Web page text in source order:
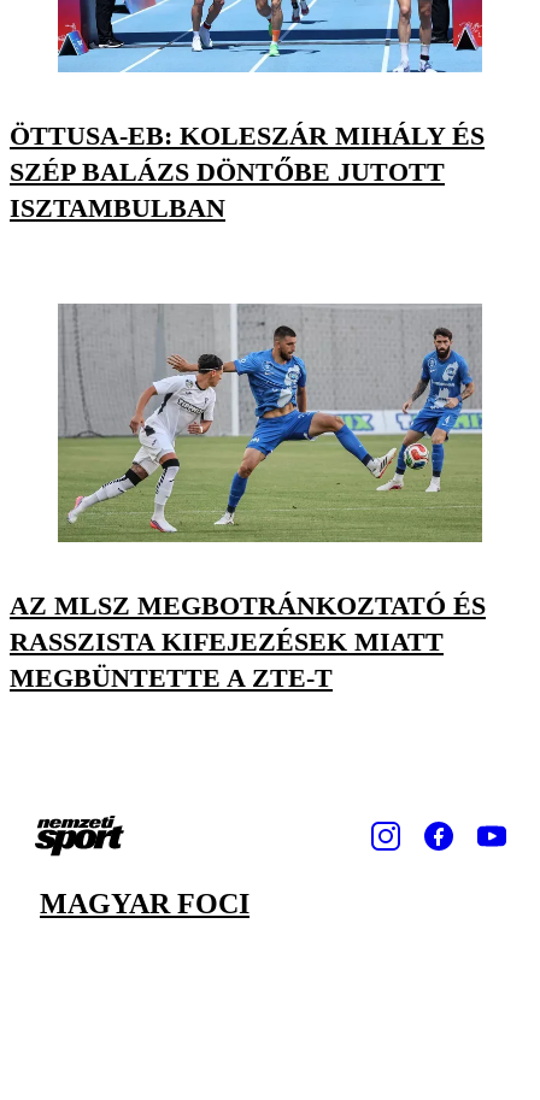
ÖTTUSA-EB: KOLESZÁR MIHÁLY ÉS
SZÉP BALÁZS DÖNTŐBE JUTOTT
ISZTAMBULBAN
AZ MLSZ MEGBOTRÁNKOZTATÓ ÉS
RASSZISTA KIFEJEZÉSEK MIATT
MEGBÜNTETTE A ZTE-T
MAGYAR FOCI